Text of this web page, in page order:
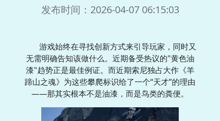
发布时间：2026-04-07 06:15:03
游戏始终在寻找创新方式来引导玩家，同时又
无需明确告知该做什么。近期备受热议的"黄色油
漆"趋势正是最佳例证。而近期索尼独占大作《羊
蹄山之魂》为这些攀爬标识给了一个“天才”的理由
——那其实根本不是油漆，而是鸟类的粪便。